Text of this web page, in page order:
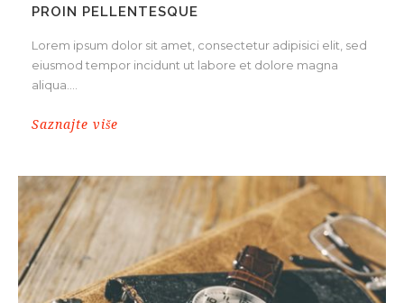
PROIN PELLENTESQUE
Lorem ipsum dolor sit amet, consectetur adipisici elit, sed
eiusmod tempor incidunt ut labore et dolore magna
aliqua....
Saznajte više